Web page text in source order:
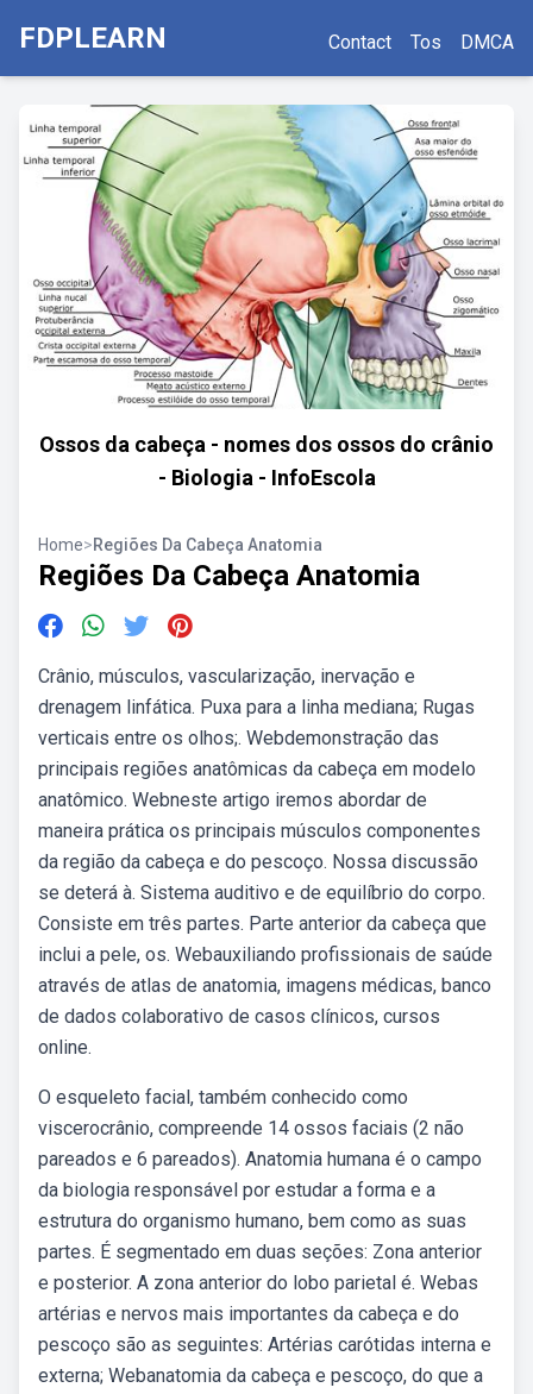
FDPLEARN Contact Tos DMCA
Ossos da cabeça - nomes dos ossos do crânio
- Biologia - InfoEscola
Home>Regiões Da Cabeça Anatomia
Regiões Da Cabeça Anatomia
Crânio, músculos, vascularização, inervação e
drenagem linfática. Puxa para a linha mediana; Rugas
verticais entre os olhos;. Webdemonstração das
principais regiões anatômicas da cabeça em modelo
anatômico. Webneste artigo iremos abordar de
maneira prática os principais músculos componentes
da região da cabeça e do pescoço. Nossa discussão
se deterá à. Sistema auditivo e de equilíbrio do corpo.
Consiste em três partes. Parte anterior da cabeça que
inclui a pele, os. Webauxiliando profissionais de saúde
através de atlas de anatomia, imagens médicas, banco
de dados colaborativo de casos clínicos, cursos
online.
O esqueleto facial, também conhecido como
viscerocrânio, compreende 14 ossos faciais (2 não
pareados e 6 pareados). Anatomia humana é o campo
da biologia responsável por estudar a forma e a
estrutura do organismo humano, bem como as suas
partes. É segmentado em duas seções: Zona anterior
e posterior. A zona anterior do lobo parietal é. Webas
artérias e nervos mais importantes da cabeça e do
pescoço são as seguintes: Artérias carótidas interna e
externa; Webanatomia da cabeça e pescoço, do que a